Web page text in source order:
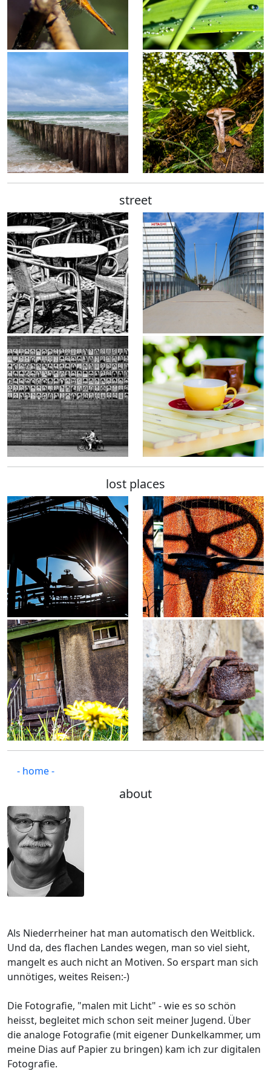
street
lost places
- home -
about
Als Niederrheiner hat man automatisch den Weitblick.
Und da, des flachen Landes wegen, man so viel sieht,
mangelt es auch nicht an Motiven. So erspart man sich
unnötiges, weites Reisen:-)
Die Fotografie, "malen mit Licht" - wie es so schön
heisst, begleitet mich schon seit meiner Jugend. Über
die analoge Fotografie (mit eigener Dunkelkammer, um
meine Dias auf Papier zu bringen) kam ich zur digitalen
Fotografie.